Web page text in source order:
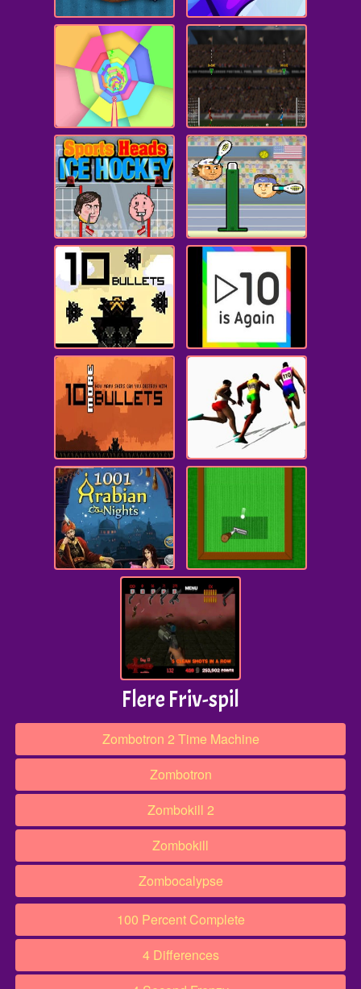
Flere Friv-spil
Zombotron 2 Time Machine
Zombotron
Zombokill 2
Zombokill
Zombocalypse
100 Percent Complete
4 Differences